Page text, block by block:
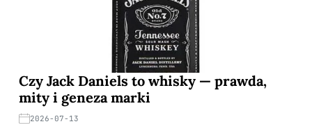
Czy Jack Daniels to whisky — prawda,
mity i geneza marki
2026-07-13